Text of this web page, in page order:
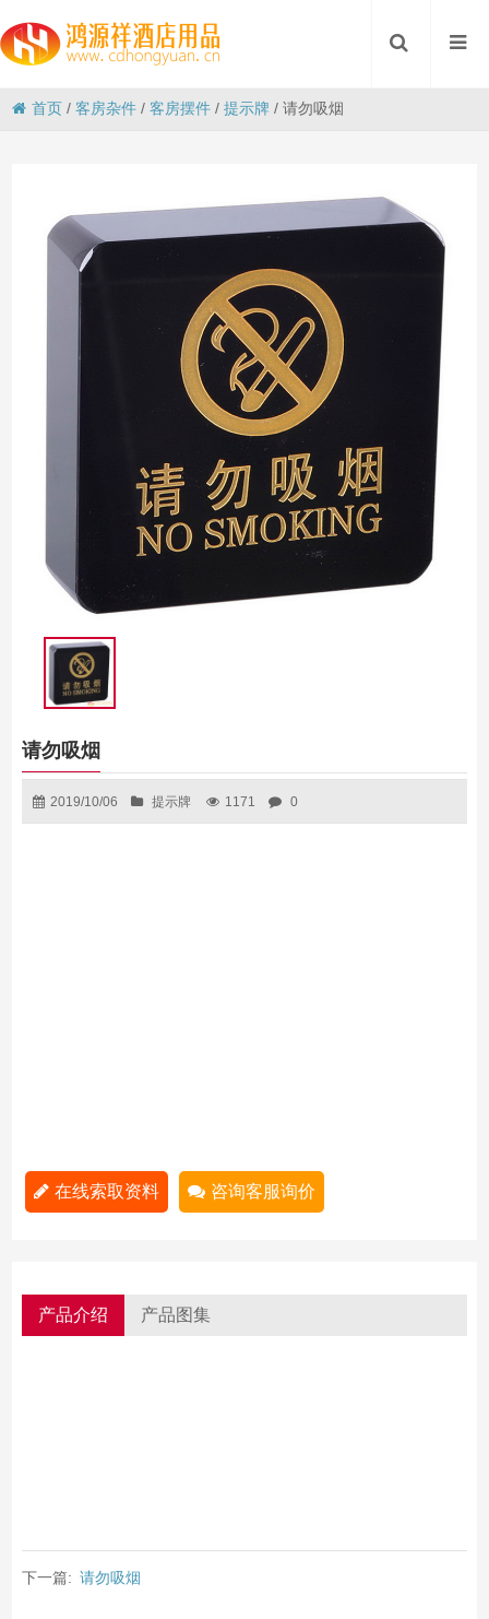
首页 /客房杂件 /客房摆件 /提示牌 /请勿吸烟
请勿吸烟
2019/10/06 提示牌 1171 0
在线索取资料 咨询客服询价
产品介绍 产品图集
下一篇: 请勿吸烟